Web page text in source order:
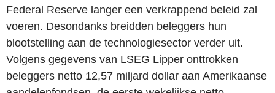
Federal Reserve langer een verkrappend beleid zal
voeren. Desondanks breidden beleggers hun
blootstelling aan de technologiesector verder uit.
Volgens gegevens van LSEG Lipper onttrokken
beleggers netto 12,57 miljard dollar aan Amerikaanse